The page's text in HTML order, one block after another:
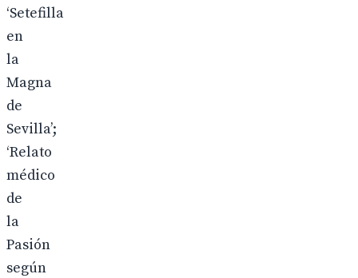
‘Setefilla
en
la
Magna
de
Sevilla’;
‘Relato
médico
de
la
Pasión
según